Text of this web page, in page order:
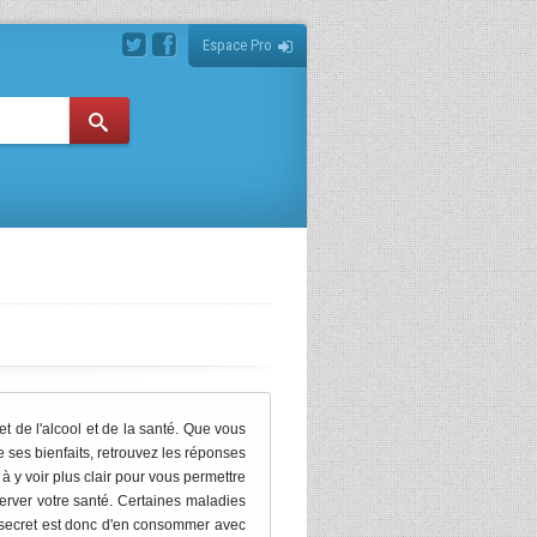
Espace Pro
de l'alcool et de la santé. Que vous
bienfaits, retrouvez les réponses
y voir plus clair pour vous permettre
votre santé. Certaines maladies
est donc d'en consommer avec